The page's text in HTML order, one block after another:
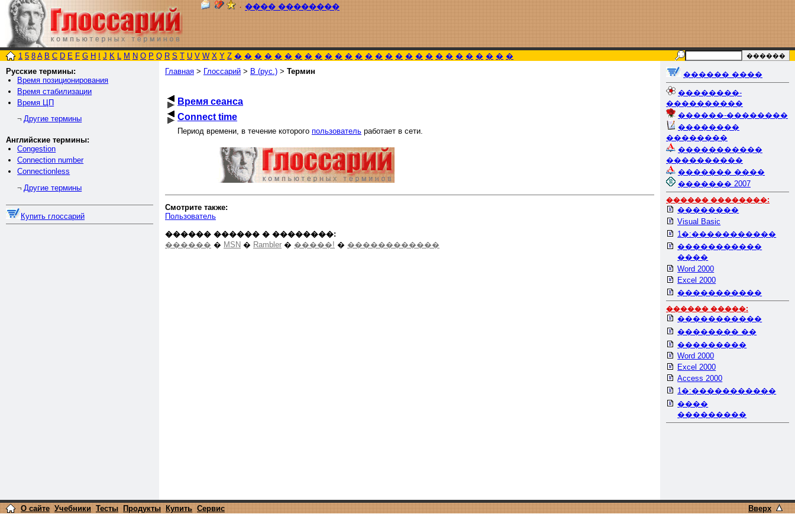
٠ ���� ��������
1 5 8 A B C D E F G H J K L M N O P Q R S T U V W X Y Z � � � � � � � � � � � � � � � � � � � � � � � � � � � �
Русские термины:
Время позиционирования
Время стабилизации
Время ЦП
¬ Другие термины
Английские термины:
Congestion
Connection number
Connectionless
¬ Другие термины
Купить глоссарий
Главная > Глоссарий > В (рус.) > Термин
Время сеанса
Connect time
Период времени, в течение которого пользователь работает в сети.
Смотрите также:
Пользователь
������ ������ � ��������:
������ � MSN � Rambler � �����! � ������������
������ ����
��������-
����������
������-��������
��������
��������
�����������
����������
������� ����
������� 2007
������ ��������:
��������
Visual Basic
1�:�����������
�����������
����
Word 2000
Excel 2000
�����������
������ �����:
�����������
�������� ��
���������
Word 2000
Excel 2000
Access 2000
1�:�����������
����
���������
О сайте Учебники Тесты Продукты Купить Сервис Вверх